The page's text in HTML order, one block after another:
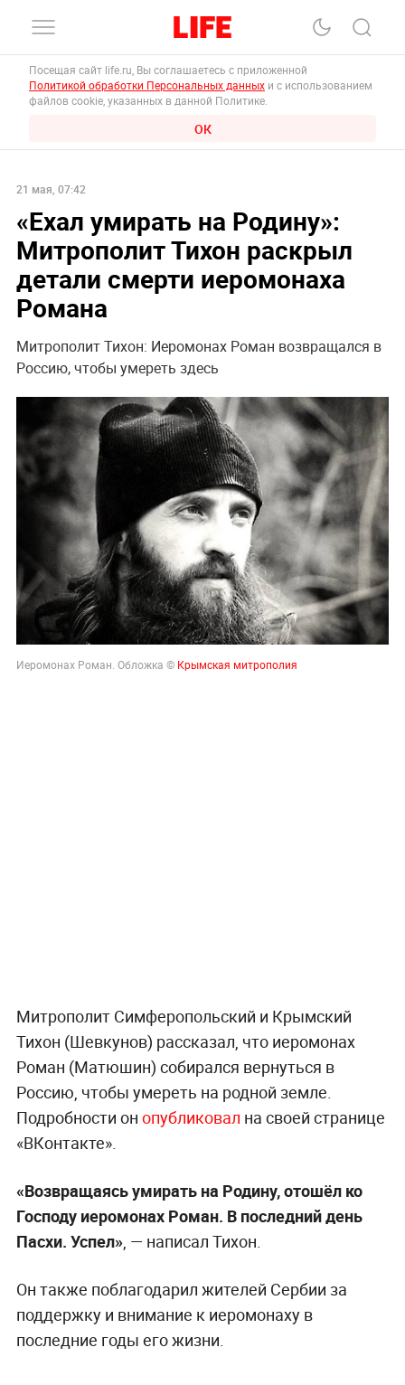
Посещая сайт life.ru, Вы соглашаетесь с приложенной
Политикой обработки Персональных данных и с использованием
файлов cookie, указанных в данной Политике.
ОК
21 мая, 07:42
«Ехал умирать на Родину»:
Митрополит Тихон раскрыл
детали смерти иеромонаха
Романа
Митрополит Тихон: Иеромонах Роман возвращался в
Россию, чтобы умереть здесь
Иеромонах Роман. Обложка © Крымская митрополия
Митрополит Симферопольский и Крымский
Тихон (Шевкунов) рассказал, что иеромонах
Роман (Матюшин) собирался вернуться в
Россию, чтобы умереть на родной земле.
Подробности он опубликовал на своей странице
«ВКонтакте».
«Возвращаясь умирать на Родину, отошёл ко
Господу иеромонах Роман. В последний день
Пасхи. Успел», — написал Тихон.
Он также поблагодарил жителей Сербии за
поддержку и внимание к иеромонаху в
последние годы его жизни.